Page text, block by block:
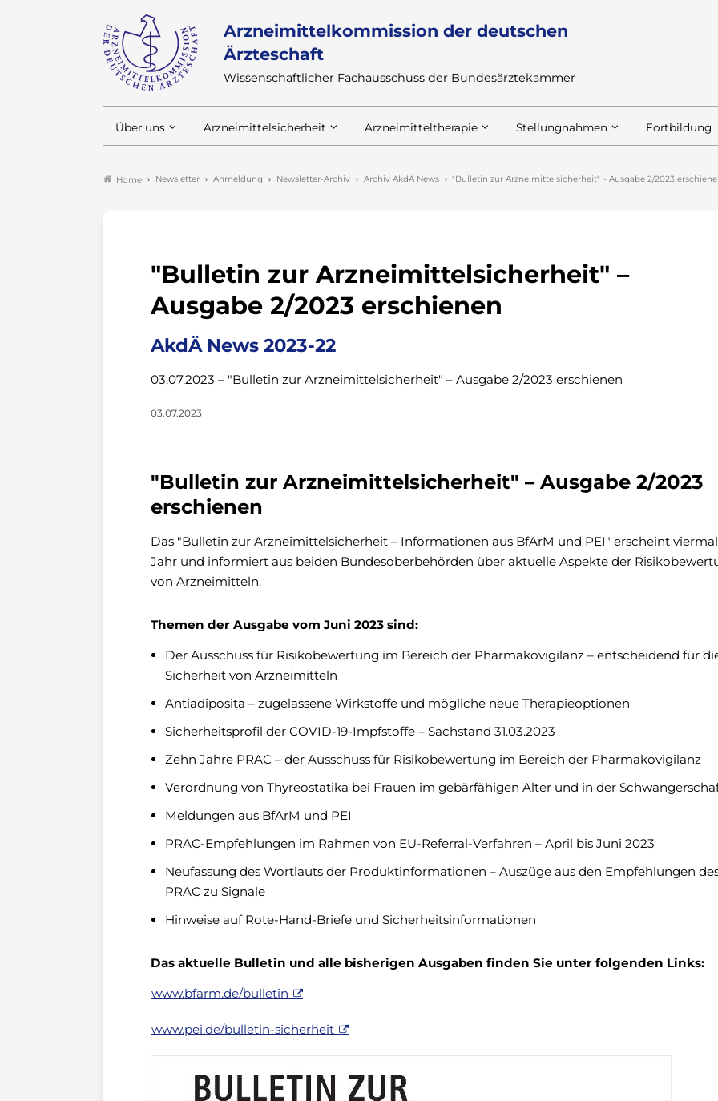
Arzneimittelkommission der deutschen
Ärzteschaft
Wissenschaftlicher Fachausschuss der Bundesärztekammer
Über uns Arzneimittelsicherheit Arzneimitteltherapie Stellungnahmen Fortbildung
Home Newsletter Anmeldung Newsletter-Archiv Archiv AkdÄ News "Bulletin zur Arzneimittelsicherheit" – Ausgabe 2/2023
"Bulletin zur Arzneimittelsicherheit" –
Ausgabe 2/2023 erschienen
AkdÄ News 2023-22
03.07.2023 – "Bulletin zur Arzneimittelsicherheit" – Ausgabe 2/2023 erschienen
03.07.2023
"Bulletin zur Arzneimittelsicherheit" – Ausgabe 2/2023
erschienen
Das "Bulletin zur Arzneimittelsicherheit – Informationen aus BfArM und PEI" erscheint
Jahr und informiert aus beiden Bundesoberbehörden über aktuelle Aspekte der
von Arzneimitteln.
Themen der Ausgabe vom Juni 2023 sind:
Der Ausschuss für Risikobewertung im Bereich der Pharmakovigilanz – entscheidend für
Sicherheit von Arzneimitteln
Antiadiposita – zugelassene Wirkstoffe und mögliche neue Therapieoptionen
Sicherheitsprofil der COVID-19-Impfstoffe – Sachstand 31.03.2023
Zehn Jahre PRAC – der Ausschuss für Risikobewertung im Bereich der Pharmakovigilanz
Verordnung von Thyreostatika bei Frauen im gebärfähigen Alter und in der
Meldungen aus BfArM und PEI
PRAC-Empfehlungen im Rahmen von EU-Referral-Verfahren – April bis Juni 2023
Neufassung des Wortlauts der Produktinformationen – Auszüge aus den Empfehlungen
PRAC zu Signale
Hinweise auf Rote-Hand-Briefe und Sicherheitsinformationen
Das aktuelle Bulletin und alle bisherigen Ausgaben finden Sie unter folgenden Links:
www.bfarm.de/bulletin
www.pei.de/bulletin-sicherheit